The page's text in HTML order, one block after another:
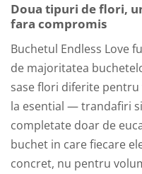
Doua tipuri de flori,
fara compromis
Buchetul Endless Love
de majoritatea
sase flori diferite
la esential — trandafiri
completate doar de
buchet in care fiecare
concret, nu pentru